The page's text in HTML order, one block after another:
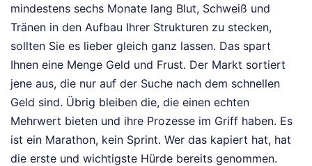
mindestens sechs Monate lang Blut, Schweiß und
Tränen in den Aufbau Ihrer Strukturen zu stecken,
sollten Sie es lieber gleich ganz lassen. Das spart
Ihnen eine Menge Geld und Frust. Der Markt sortiert
jene aus, die nur auf der Suche nach dem schnellen
Geld sind. Übrig bleiben die, die einen echten
Mehrwert bieten und ihre Prozesse im Griff haben. Es
ist ein Marathon, kein Sprint. Wer das kapiert hat, hat
die erste und wichtigste Hürde bereits genommen.